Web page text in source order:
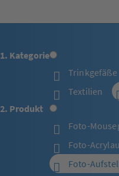
1. Kategorie
Trinkgefäße
Textilien
2. Produkt
Foto-
Foto-
Foto-